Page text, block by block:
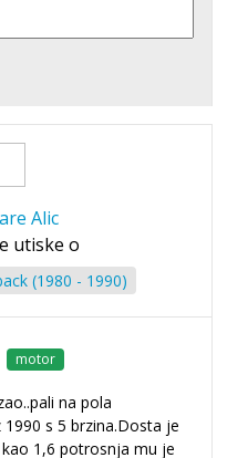
Alic
utiske o
(1980 - 1990)
motor
na pola
1990 s 5 brzina.Dosta je
1,6 potrosnja mu je